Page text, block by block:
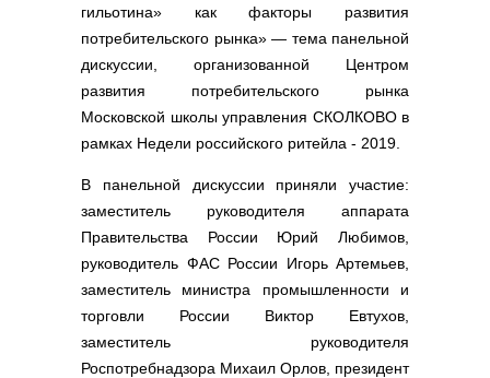
гильотина» как факторы развития
потребительского рынка» — тема панельной
дискуссии, организованной Центром
развития потребительского рынка
Московской школы управления СКОЛКОВО в
рамках Недели российского ритейла - 2019.
В панельной дискуссии приняли участие:
заместитель руководителя аппарата
Правительства России Юрий Любимов,
руководитель ФАС России Игорь Артемьев,
заместитель министра промышленности и
торговли России Виктор Евтухов,
заместитель руководителя
Роспотребнадзора Михаил Орлов, президент